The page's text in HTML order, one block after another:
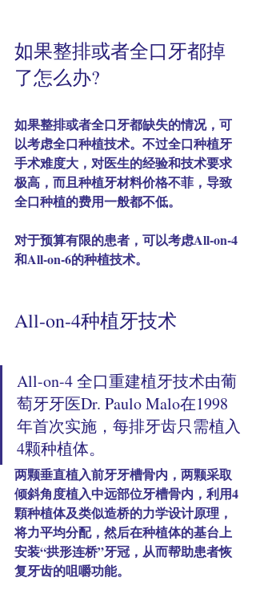
如果整排或者全口牙都掉
了怎么办?
如果整排或者全口牙都缺失的情况，可
以考虑全口种植技术。不过全口种植牙
手术难度大，对医生的经验和技术要求
极高，而且种植牙材料价格不菲，导致
全口种植的费用一般都不低。
对于预算有限的患者，可以考虑All-on-4
和All-on-6的种植技术。
All-on-4种植牙技术
All-on-4 全口重建植牙技术由葡
萄牙牙医Dr. Paulo Malo在1998
年首次实施，每排牙齿只需植入
4颗种植体。
两颗垂直植入前牙牙槽骨内，两颗采取
倾斜角度植入中远部位牙槽骨内，利用4
顆种植体及类似造桥的力学设计原理，
将力平均分配，然后在种植体的基台上
安装“拱形连桥”牙冠，从而帮助患者恢
复牙齿的咀嚼功能。